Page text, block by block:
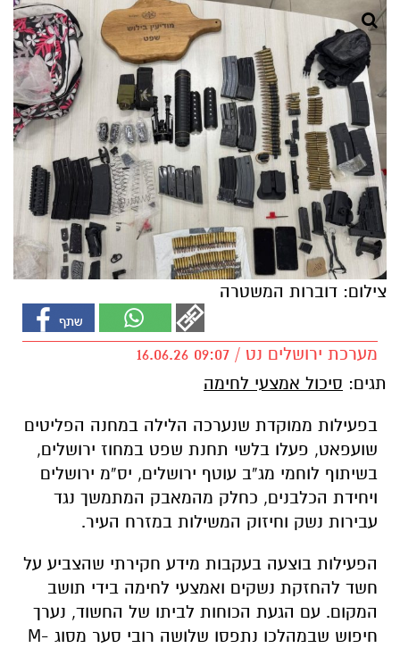
צילום: דוברות המשטרה
מערכת ירושלים נט / 09:07 16.06.26
תגים: סיכול אמצעי לחימה
בפעילות ממוקדת שנערכה הלילה במחנה הפליטים
שועפאט, פעלו בלשי תחנת שפט במחוז ירושלים,
בשיתוף לוחמי מג”ב עוטף ירושלים, יס”מ ירושלים
ויחידת הכלבנים, כחלק מהמאבק המתמשך נגד
עבירות נשק וחיזוק המשילות במזרח העיר.
הפעילות בוצעה בעקבות מידע חקירתי שהצביע על
חשד להחזקת נשקים ואמצעי לחימה בידי תושב
המקום. עם הגעת הכוחות לביתו של החשוד, נערך
חיפוש שבמהלכו נתפסו שלושה רובי סער מסוג M-